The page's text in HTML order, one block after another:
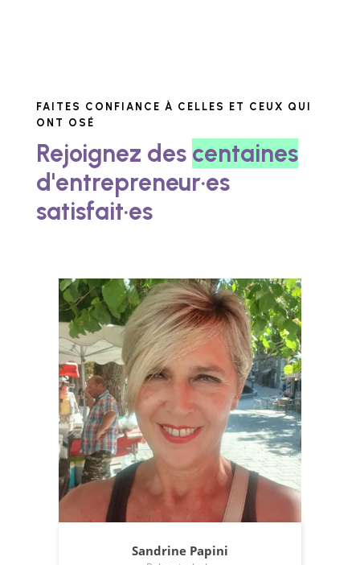
FAITES CONFIANCE À CELLES ET CEUX QUI
ONT OSÉ
Rejoignez des centaines
d'entrepreneur·es
satisfait·es